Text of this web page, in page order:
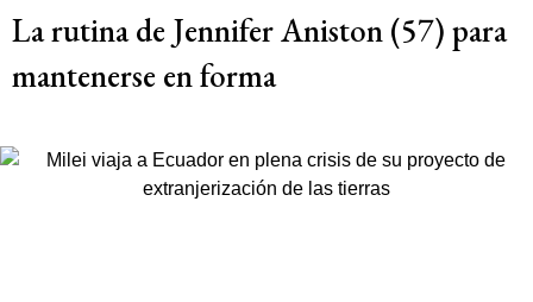
La rutina de Jennifer Aniston (57) para
mantenerse en forma